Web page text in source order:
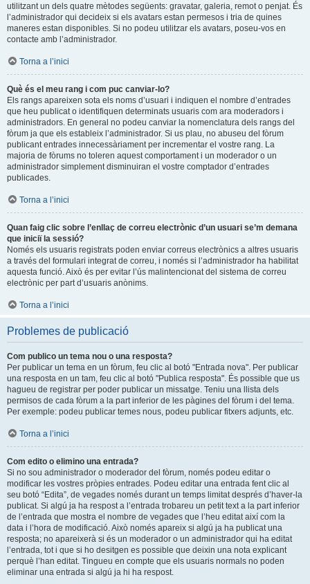
utilitzant un dels quatre mètodes següents: gravatar, galeria, remot o penjat. És
l’administrador qui decideix si els avatars estan permesos i tria de quines
maneres estan disponibles. Si no podeu utilitzar els avatars, poseu-vos en
contacte amb l’administrador.
Torna a l’inici
Què és el meu rang i com puc canviar-lo?
Els rangs apareixen sota els noms d’usuari i indiquen el nombre d’entrades
que heu publicat o identifiquen determinats usuaris com ara moderadors i
administradors. En general no podeu canviar la nomenclatura dels rangs del
fòrum ja que els estableix l’administrador. Si us plau, no abuseu del fòrum
publicant entrades innecessàriament per incrementar el vostre rang. La
majoria de fòrums no toleren aquest comportament i un moderador o un
administrador simplement disminuiran el vostre comptador d’entrades
publicades.
Torna a l’inici
Quan faig clic sobre l’enllaç de correu electrònic d’un usuari se’m demana
que iniciï la sessió?
Només els usuaris registrats poden enviar correus electrònics a altres usuaris
a través del formulari integrat de correu, i només si l’administrador ha habilitat
aquesta funció. Això és per evitar l’ús malintencionat del sistema de correu
electrònic per part d’usuaris anònims.
Torna a l’inici
Problemes de publicació
Com publico un tema nou o una resposta?
Per publicar un tema en un fòrum, feu clic al botó "Entrada nova". Per publicar
una resposta en un tam, feu clic al botó "Publica resposta". És possible que us
hagueu de registrar per poder publicar un missatge. Teniu una llista dels
permisos de cada fòrum a la part inferior de les pàgines del fòrum i del tema.
Per exemple: podeu publicar temes nous, podeu publicar fitxers adjunts, etc.
Torna a l’inici
Com edito o elimino una entrada?
Si no sou administrador o moderador del fòrum, només podeu editar o
modificar les vostres pròpies entrades. Podeu editar una entrada fent clic al
seu botó “Edita”, de vegades només durant un temps limitat després d’haver-la
publicat. Si algú ja ha respost a l’entrada trobareu un petit text a la part inferior
de l’entrada que mostra el nombre de vegades que l’heu editat així com la
data i l’hora de modificació. Això només apareix si algú ja ha publicat una
resposta; no apareixerà si és un moderador o un administrador qui ha editat
l’entrada, tot i que si ho desitgen es possible que deixin una nota explicant
perquè l’han editat. Tingueu en compte que els usuaris normals no poden
eliminar una entrada si algú ja hi ha respost.